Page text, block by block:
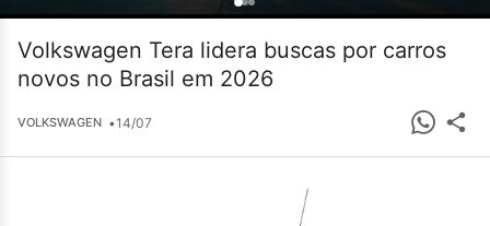
Volkswagen Tera lidera buscas por carros
novos no Brasil em 2026
VOLKSWAGEN •14/07